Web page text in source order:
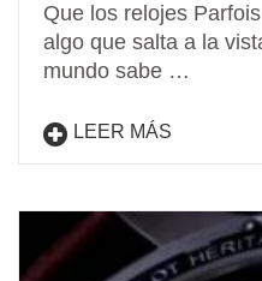
Que los relojes
algo que salta a la
mundo sabe …
LEER MÁS